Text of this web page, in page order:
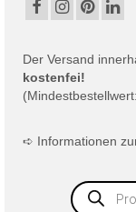
Der Versand
kostenfei!
➪ Informationen
Products
search